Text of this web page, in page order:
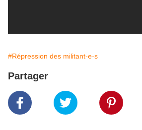
#Répression des militant-e-s
Partager